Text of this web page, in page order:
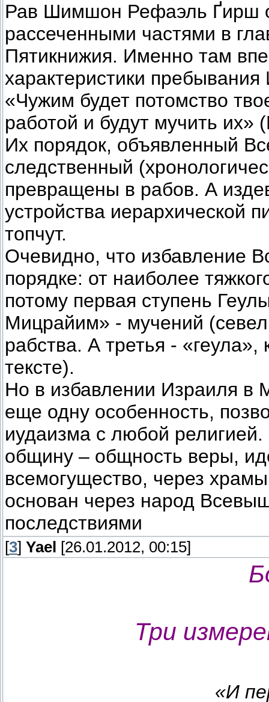
Рав Шимшон Рефаэль Ґирш
рассеченными частями в
Пятикнижия. Именно там
характеристики
«Чужим будет потомство
работой и будут мучить
Их порядок, объявленный
следственный
превращены в рабов. А
устройства иерархической
топчут.
Очевидно, что избавление
порядке: от наиболее
потому первая ступень
Мицрайим» - мучений
рабства. А третья -
тексте).
Но в избавлении Израиля в
еще одну особенность,
иудаизма с любой
общину – общность веры,
всемогущество, через
основан через народ
последствиями
[3] Yael [26.01.2012, 00:15]
Три
«И